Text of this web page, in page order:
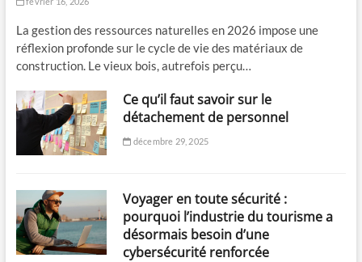
La gestion des ressources naturelles en 2026 impose une
réflexion profonde sur le cycle de vie des matériaux de
construction. Le vieux bois, autrefois perçu…
Ce qu’il faut savoir sur le
détachement de personnel
décembre 29, 2025
Voyager en toute sécurité :
pourquoi l’industrie du tourisme a
désormais besoin d’une
cybersécurité renforcée